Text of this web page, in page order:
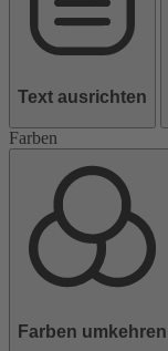
Text ausrichten
Farben
Farben umkehren